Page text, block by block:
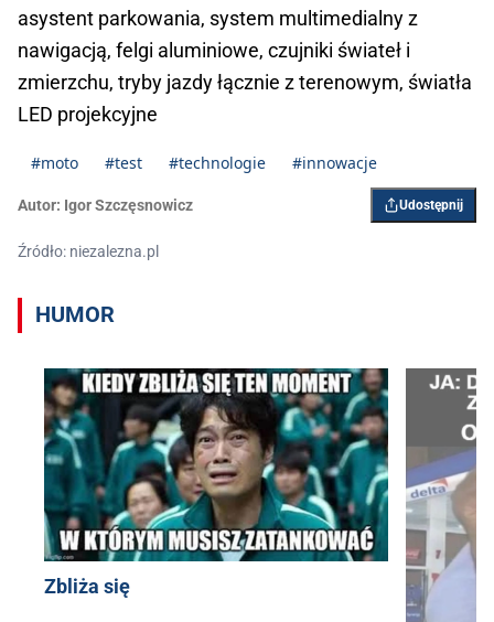
asystent parkowania, system multimedialny z
nawigacją, felgi aluminiowe, czujniki świateł i
zmierzchu, tryby jazdy łącznie z terenowym, światła
LED projekcyjne
#moto #test #technologie #innowacje
Autor: Igor Szczęsnowicz Udostępnij
Źródło: niezalezna.pl
HUMOR
Zbliża się